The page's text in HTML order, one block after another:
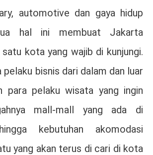
automotive dan gaya hidup
hal ini membuat Jakarta
kota yang wajib di kunjungi.
pelaku bisnis dari dalam dan luar
para pelaku wisata yang ingin
mall-mall yang ada di
kebutuhan akomodasi
yang akan terus di cari di kota